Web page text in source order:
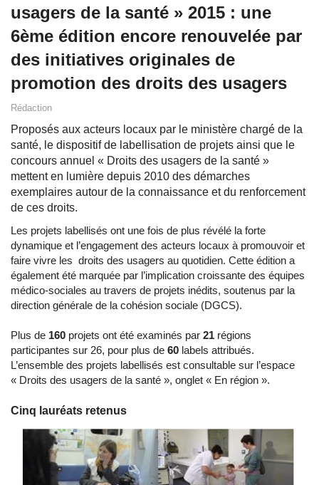
usagers de la santé » 2015 : une
6ème édition encore renouvelée par
des initiatives originales de
promotion des droits des usagers
Rédaction
Proposés aux acteurs locaux par le ministère chargé de la
santé, le dispositif de labellisation de projets ainsi que le
concours annuel « Droits des usagers de la santé »
mettent en lumière depuis 2010 des démarches
exemplaires autour de la connaissance et du renforcement
de ces droits.
Les projets labellisés ont une fois de plus révélé la forte
dynamique et l’engagement des acteurs locaux à promouvoir et
faire vivre les droits des usagers au quotidien. Cette édition a
également été marquée par l’implication croissante des équipes
médico-sociales au travers de projets inédits, soutenus par la
direction générale de la cohésion sociale (DGCS).
Plus de 160 projets ont été examinés par 21 régions
participantes sur 26, pour plus de 60 labels attribués.
L’ensemble des projets labellisés est consultable sur l’espace
« Droits des usagers de la santé », onglet « En région ».
Cinq lauréats retenus